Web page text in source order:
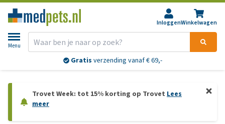
InloggenWinkelwagen
Menu
Gratis verzending vanaf € 69,-
Trovet Week: tot 15% korting op Trovet Lees
meer